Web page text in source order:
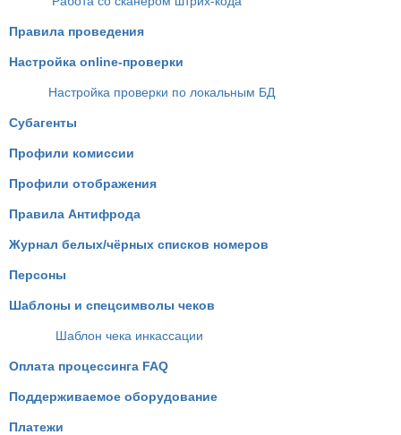
Правила проведения
Настройка online-проверки
Настройка проверки по локальным БД
Субагенты
Профили комиссии
Профили отображения
Правила Антифрода
Журнал белых/чёрных списков номеров
Персоны
Шаблоны и спецсимволы чеков
Шаблон чека инкассации
Оплата процессинга FAQ
Поддерживаемое оборудование
Платежи